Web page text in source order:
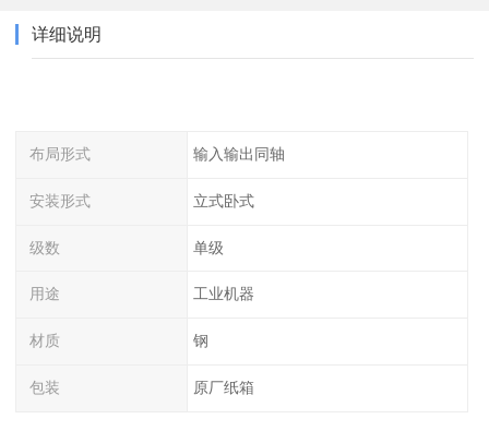
详细说明
布局形式 输入输出同轴
安装形式 立式卧式
级数 单级
用途 工业机器
材质 钢
包装 原厂纸箱